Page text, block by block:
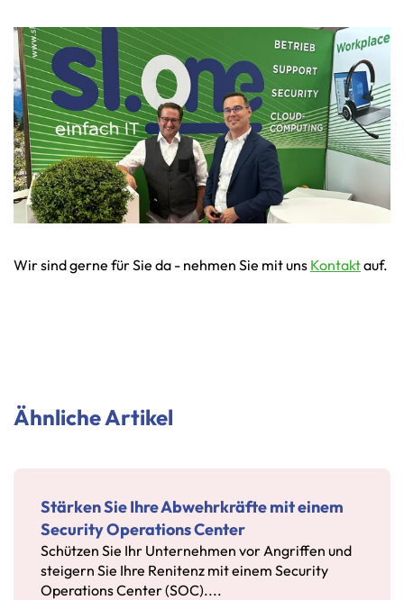
Wir sind gerne für Sie da - nehmen Sie mit uns Kontaktauf.
Ähnliche Artikel
Stärken Sie Ihre Abwehrkräfte mit einem
Security Operations Center
Schützen Sie Ihr Unternehmen vor Angriffen und
steigern Sie Ihre Renitenz mit einem Security
Operations Center (SOC)....